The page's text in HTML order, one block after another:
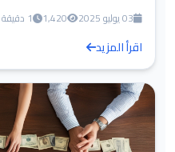
03 يوليو 2025 1,420 1 دقيقة
اقرأ المزيد